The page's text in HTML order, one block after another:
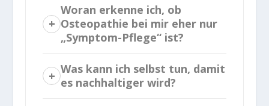
Woran erkenne ich, ob
Osteopathie bei mir eher nur
„Symptom-Pflege“ ist?
Was kann ich selbst tun, damit
es nachhaltiger wird?